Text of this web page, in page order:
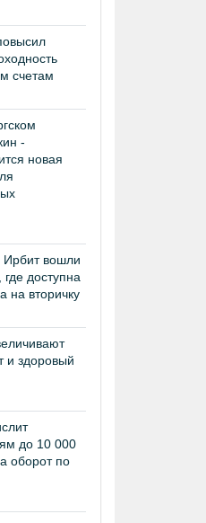
счетам
-
новая
Ирбит вошли
где доступна
на вторичку
и здоровый
до 10 000
оборот по